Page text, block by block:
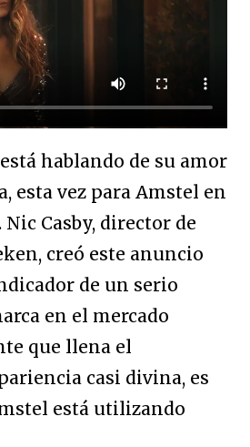
hablando de su amor
esta vez para Amstel en
Casby, director de
creó este anuncio
de un serio
en el mercado
que llena el
casi divina, es
está utilizando